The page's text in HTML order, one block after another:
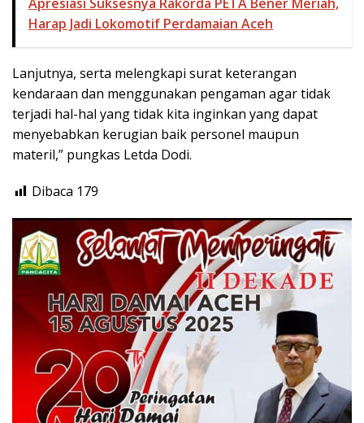
Harap Jadi Lokomotif Perdamaian Aceh
Lanjutnya, serta melengkapi surat keterangan
kendaraan dan menggunakan pengaman agar tidak
terjadi hal-hal yang tidak kita inginkan yang dapat
menyebabkan kerugian baik personel maupun
materil,” pungkas Letda Dodi.
Dibaca 179